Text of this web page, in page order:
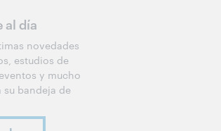
al día
novedades
estudios de
y mucho
su bandeja de